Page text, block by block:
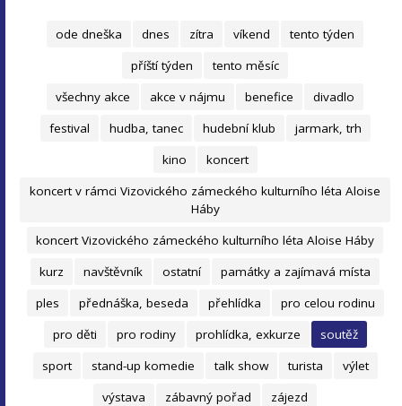
ode dneška dnes zítra víkend
tento týden
příští týden
tento měsíc
všechny akce
akce v nájmu benefice
divadlo
festival
hudba, tanec hudební klub
jarmark, trh
kino
koncert
koncert v rámci Vizovického zámeckého kulturního léta Aloise
Háby
koncert Vizovického zámeckého kulturního léta Aloise Háby
kurz
navštěvník ostatní
památky a zajímavá místa
ples
přednáška, beseda přehlídka
pro celou rodinu
pro děti
pro rodiny prohlídka, exkurze
soutěž
sport
stand-up komedie talk show turista
výlet
výstava
zábavný pořad zájezd